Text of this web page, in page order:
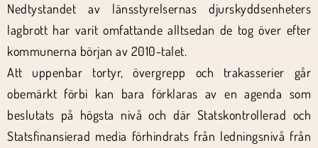
Nedtystandet av länsstyrelsernas djurskyddsenheters
lagbrott har varit omfattande alltsedan de tog över efter
kommunerna början av 2010-talet.
Att uppenbar tortyr, övergrepp och trakasserier går
obemärkt förbi kan bara förklaras av en agenda som
beslutats på högsta nivå och där Statskontrollerad och
Statsfinansierad media förhindrats från ledningsnivå från